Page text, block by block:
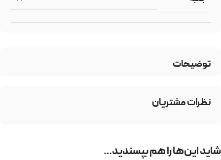
توضیحات
نظرات مشتریان
شاید این‌ها را هم بپسندید…